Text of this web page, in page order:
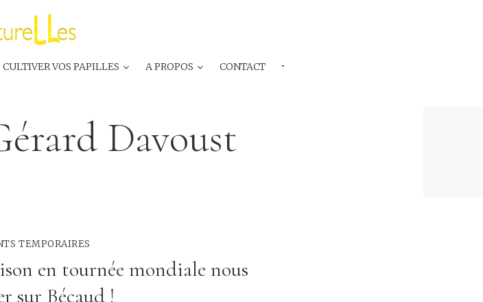
CULTIVER VOS PAPILLES A PROPOS CONTACT ···
Davoust
TEMPORAIRES
en tournée mondiale nous
sur Bécaud !